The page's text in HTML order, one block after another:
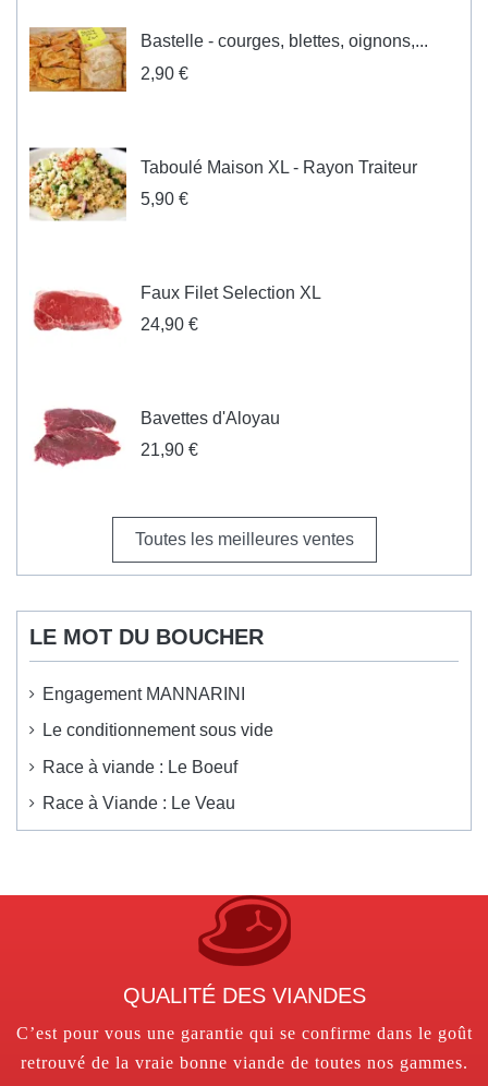
Bastelle - courges, blettes, oignons,...
2,90 €
Taboulé Maison XL - Rayon Traiteur
5,90 €
Faux Filet Selection XL
24,90 €
Bavettes d'Aloyau
21,90 €
Toutes les meilleures ventes
LE MOT DU BOUCHER
Engagement MANNARINI
Le conditionnement sous vide
Race à viande : Le Boeuf
Race à Viande : Le Veau
QUALITÉ DES VIANDES
C’est pour vous une garantie qui se confirme dans le goût
retrouvé de la vraie bonne viande de toutes nos gammes.